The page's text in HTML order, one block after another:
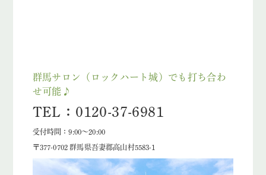
群馬サロン（ロックハート城）でも打ち合わ
せ可能♪
TEL：0120-37-6981
受付時間：9:00～20:00
〒377-0702 群馬県吾妻郡高山村5583-1